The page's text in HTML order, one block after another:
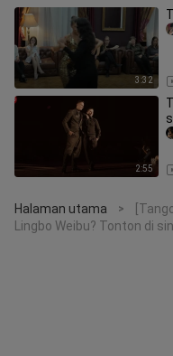
3:32
2:55
Halaman utama >
Lingbo Weibu? Tonton di